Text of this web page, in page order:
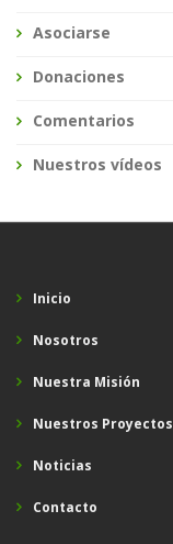
Asociarse
Donaciones
Comentarios
Nuestros vídeos
Inicio
Nosotros
Nuestra Misión
Nuestros Proyectos
Noticias
Contacto